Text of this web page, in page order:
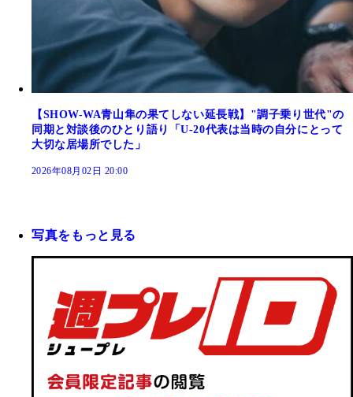
【SHOW-WA青山隼の果てしない延長戦】"調子乗り世代"の
同期と対談後のひとり語り「U-20代表は当時の自分にとって
大切な居場所でした」
2026年08月02日 20:00
写真をもっと見る